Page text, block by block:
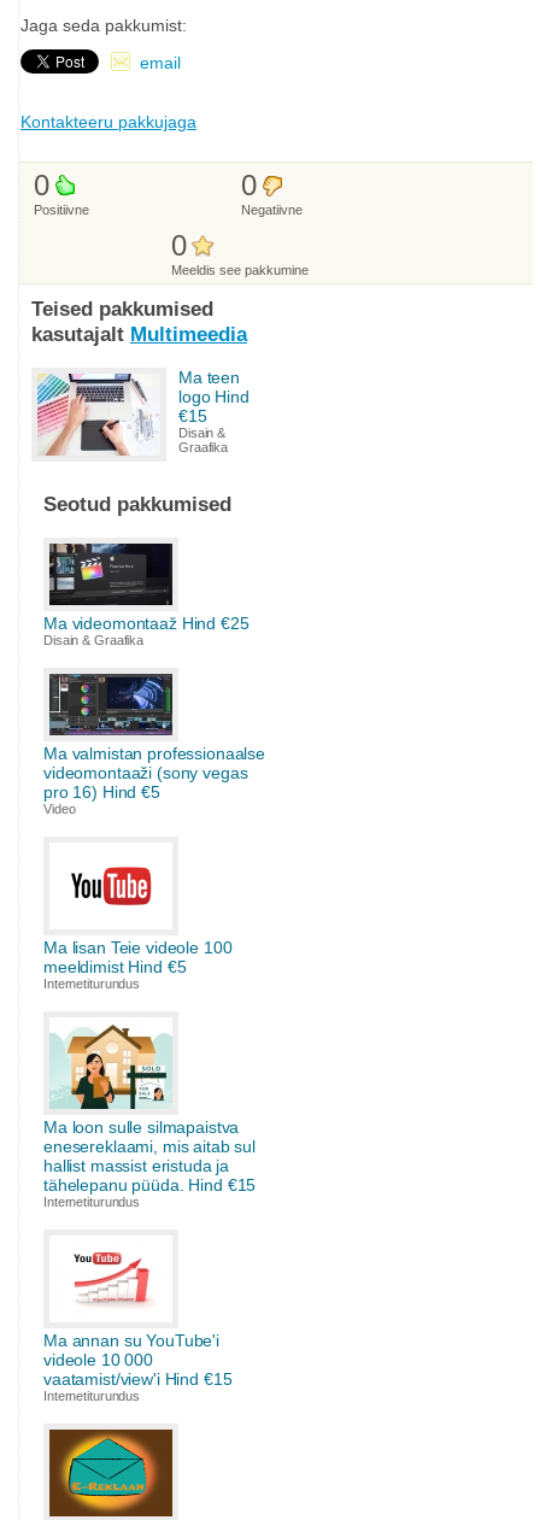
Jaga seda pakkumist:
email
Kontakteeru pakkujaga
0
Positiivne
0
Negatiivne
0
Meeldis see pakkumine
Teised pakkumised
kasutajalt Multimeedia
Ma teen
logo Hind
€15
Disain &
Graafika
Seotud pakkumised
Ma videomontaaž Hind €25
Disain & Graafika
Ma valmistan professionaalse
videomontaaži (sony vegas
pro 16) Hind €5
Video
Ma lisan Teie videole 100
meeldimist Hind €5
Internetiturundus
Ma loon sulle silmapaistva
enesereklaami, mis aitab sul
hallist massist eristuda ja
tähelepanu püüda. Hind €15
Internetiturundus
Ma annan su YouTube'i
videole 10 000
vaatamist/view'i Hind €15
Internetiturundus